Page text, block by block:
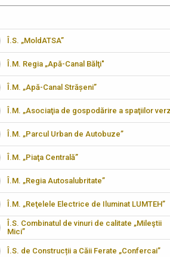
Î.S. „MoldATSA”
Î.M. Regia „Apă-Canal Bălţi"
Î.M. „Apă-Canal Strășeni”
Î.M. „Asociaţia de gospodărire a spaţiilor
Î.M. „Parcul Urban de Autobuze”
Î.M. „Piaţa Centrală”
Î.M. „Regia Autosalubritate”
Î.M. „Reţelele Electrice de Iluminat LUMTEH”
Î.S. Combinatul de vinuri de calitate „Mileştii
Mici”
Î.S. de Construcții a Căii Ferate „Confercai”